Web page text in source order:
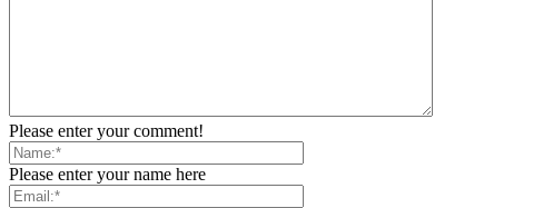
Please enter your comment!
Please enter your name here